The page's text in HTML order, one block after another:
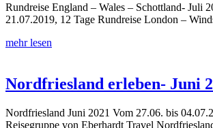
Rundreise England – Wales – Schottland- Juli
21.07.2019, 12 Tage Rundreise London –
mehr lesen
Nordfriesland erleben- Juni
Nordfriesland Juni 2021 Vom 27.06. bis
Reisegruppe von Eberhardt Travel